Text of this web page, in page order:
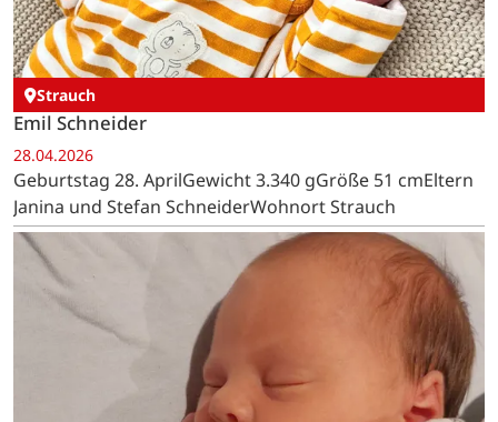
Strauch
Emil Schneider
28.04.2026
Geburtstag 28. AprilGewicht 3.340 gGröße 51 cmEltern
Janina und Stefan SchneiderWohnort Strauch